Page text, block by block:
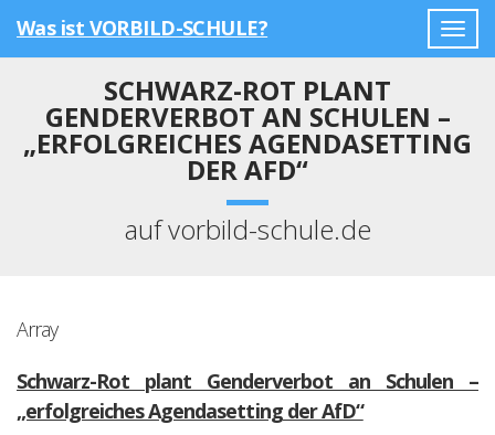
Was ist VORBILD-SCHULE?
SCHWARZ-ROT PLANT
GENDERVERBOT AN SCHULEN –
„ERFOLGREICHES AGENDASETTING
DER AFD“
auf vorbild-schule.de
Array
Schwarz-Rot plant Genderverbot an Schulen –
„erfolgreiches Agendasetting der AfD“